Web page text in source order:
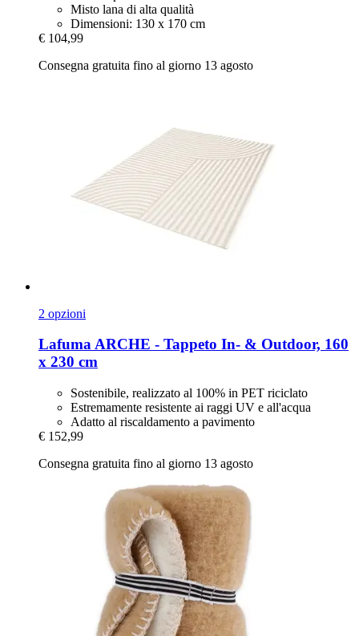
Misto lana di alta qualità
Dimensioni: 130 x 170 cm
€ 104,99
Consegna gratuita fino al giorno 13 agosto
2 opzioni
LafumaARCHE -​ Tappeto In-​ & Outdoor, 160
x 230 cm
Sostenibile, realizzato al 100% in PET riciclato
Estremamente resistente ai raggi UV e all'acqua
Adatto al riscaldamento a pavimento
€ 152,99
Consegna gratuita fino al giorno 13 agosto